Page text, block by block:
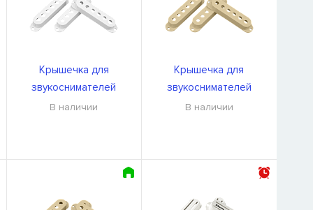
Крышечка для
звукоснимателей
DiMarzio DM2001W U
В наличии
Крышечка для
звукоснимателей
DiMarzio DM2000Cr U
В наличии